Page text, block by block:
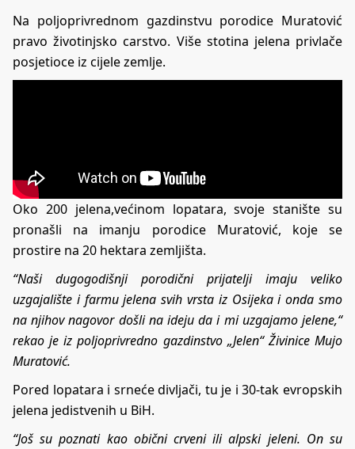
Na poljoprivrednom gazdinstvu porodice Muratović
pravo životinjsko carstvo. Više stotina jelena privlače
posjetioce iz cijele zemlje.
Oko 200 jelena,većinom lopatara, svoje stanište su
pronašli na imanju porodice Muratović, koje se
prostire na 20 hektara zemljišta.
“Naši dugogodišnji porodični prijatelji imaju veliko
uzgajalište i farmu jelena svih vrsta iz Osijeka i onda smo
na njihov nagovor došli na ideju da i mi uzgajamo jelene,“
rekao je iz poljoprivredno gazdinstvo „Jelen“ Živinice Mujo
Muratović.
Pored lopatara i srneće divljači, tu je i 30-tak evropskih
jelena jedistvenih u BiH.
“Još su poznati kao obični crveni ili alpski jeleni. On su